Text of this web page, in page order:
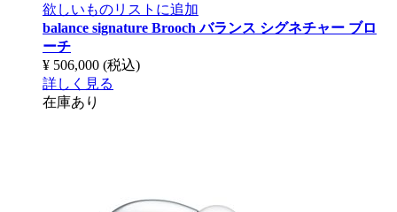
欲しいものリストに追加
balance signature Broochバランス シグネチャー ブロ
ーチ
¥ 506,000 (税込)
詳しく見る
在庫あり